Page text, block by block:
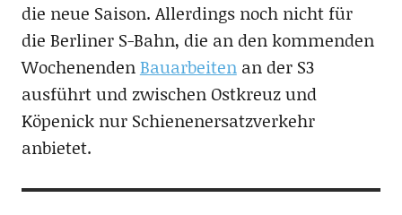
die neue Saison. Allerdings noch nicht für
die Berliner S-Bahn, die an den kommenden
WochenendenBauarbeitenan der S3
ausführt und zwischen Ostkreuz und
Köpenick nur Schienenersatzverkehr
anbietet.